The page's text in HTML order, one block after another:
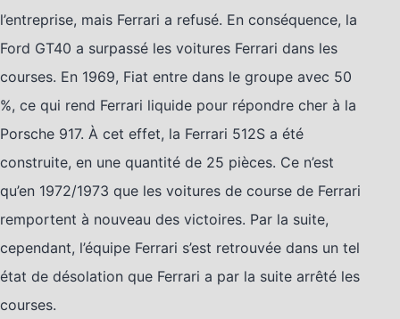
l’entreprise, mais Ferrari a refusé. En conséquence, la
Ford GT40 a surpassé les voitures Ferrari dans les
courses. En 1969, Fiat entre dans le groupe avec 50
%, ce qui rend Ferrari liquide pour répondre cher à la
Porsche 917. À cet effet, la Ferrari 512S a été
construite, en une quantité de 25 pièces. Ce n’est
qu’en 1972/1973 que les voitures de course de Ferrari
remportent à nouveau des victoires. Par la suite,
cependant, l’équipe Ferrari s’est retrouvée dans un tel
état de désolation que Ferrari a par la suite arrêté les
courses.